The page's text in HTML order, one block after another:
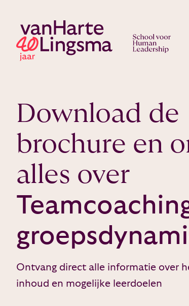
Download de
brochure en
alles over
Ontvang direct alle informatie over
inhoud en mogelijke leerdoelen